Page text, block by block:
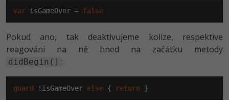
var isGameOver = false
Pokud ano, tak deaktivujeme kolize, respektive
reagování na ně hned na začátku metody
didBegin() :
guard !isGameOver else { return }